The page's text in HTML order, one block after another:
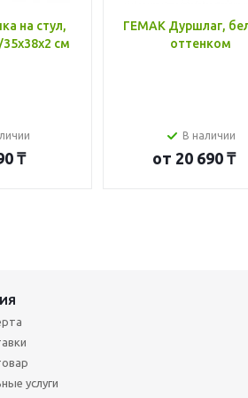
на стул,
см
₸
ГЕМАК Дуршлаг,
оттенком
В наличии
от 20 690 ₸
услуги